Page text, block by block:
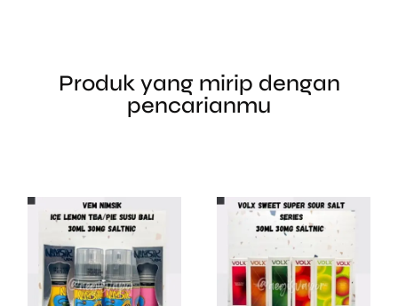
Produk yang mirip dengan
pencarianmu